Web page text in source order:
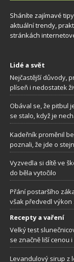
Sháníte zajímavé
aktuální trendy,
stránkách
Lidé a svět
Nejčastější důvody,
plíseň i nedostatek
Obával se, že pitbul
se stalo, když je
Kadeřník proměnil
poznali, že jde o
Vyzvedla si dítě ve
do běla vytočilo
Přání postaršího
však předvedl výkon
Recepty a vaření
Velký test
se značně liší cenou
Levandulový sirup z